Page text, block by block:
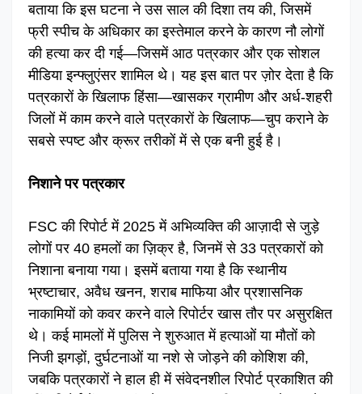
बताया कि इस घटना ने उस साल की दिशा तय की, जिसमें
फ्री स्पीच के अधिकार का इस्तेमाल करने के कारण नौ लोगों
की हत्या कर दी गई—जिसमें आठ पत्रकार और एक सोशल
मीडिया इन्फ्लुएंसर शामिल थे। यह इस बात पर ज़ोर देता है कि
पत्रकारों के खिलाफ हिंसा—खासकर ग्रामीण और अर्ध-शहरी
जिलों में काम करने वाले पत्रकारों के खिलाफ—चुप कराने के
सबसे स्पष्ट और क्रूर तरीकों में से एक बनी हुई है।
निशाने पर पत्रकार
FSC की रिपोर्ट में 2025 में अभिव्यक्ति की आज़ादी से जुड़े
लोगों पर 40 हमलों का ज़िक्र है, जिनमें से 33 पत्रकारों को
निशाना बनाया गया। इसमें बताया गया है कि स्थानीय
भ्रष्टाचार, अवैध खनन, शराब माफिया और प्रशासनिक
नाकामियों को कवर करने वाले रिपोर्टर खास तौर पर असुरक्षित
थे। कई मामलों में पुलिस ने शुरुआत में हत्याओं या मौतों को
निजी झगड़ों, दुर्घटनाओं या नशे से जोड़ने की कोशिश की,
जबकि पत्रकारों ने हाल ही में संवेदनशील रिपोर्ट प्रकाशित की